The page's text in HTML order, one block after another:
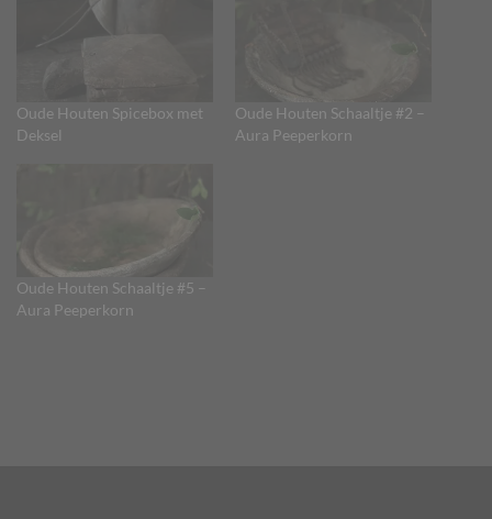
Oude Houten Spicebox met
Deksel
Oude Houten Schaaltje #2 –
Aura Peeperkorn
Oude Houten Schaaltje #5 –
Aura Peeperkorn